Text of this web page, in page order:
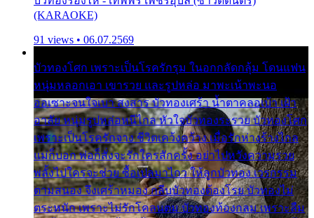
(KARAOKE)
91 views • 06.07.2569
บัวทองโศก เพราะเป็นโรครักรุม ในอกกลัดกลุ้ม โดนแฟน
หนุ่มหลอกเอา เขารวย และรูปหล่อ มาพะเน้าพะนอ
ออเซาะจนใจเบา สงสาร บัวทองเศร้า น้ำตาคลอเบ้า เฝ้า
อาลัย หนุ่มรูปหล่อหนีไกล หัวใจบัวทองระรวย บัวทองโศก
เพราะเป็นโรครักจาง ชีวิตเคว้งคว้าง เมื่อรักห่างร้างไกล
แม่ก็บอก พ่อก็สั่งจะรักใครสักครั้ง อย่าไปหวังความรวย
พลั้งไปใครจะช่วย ซื้อเปลมาไกว ให้ลูกบัวทอง เวรกรรม
ตามสนอง จึงเศร้าหมอง กลีบบัวทองต้องโรย บัวทองไม่
ตระหนัก เพราะไม่รักโคลนตม บัวทองท้องกลม เพราะลืม